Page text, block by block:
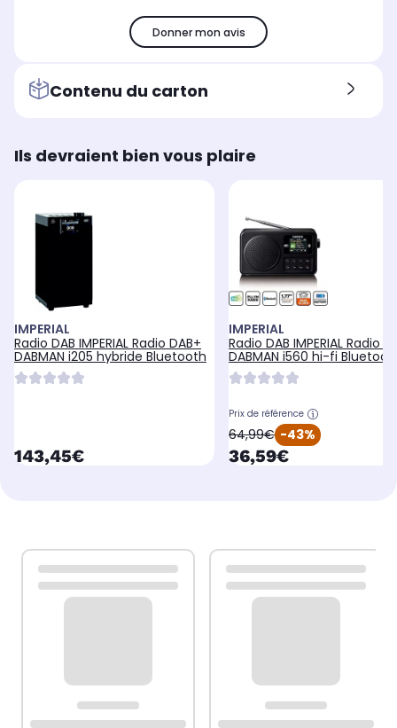
Donner mon avis
Contenu du carton
Ils devraient bien vous plaire
IMPERIAL
Radio DAB IMPERIAL Radio DAB+
DABMAN i205 hybride Bluetooth
currentPrice
143,45€
IMPERIAL
Radio DAB IMPERIAL Radio
DABMAN i560 hi-fi
Prix de référence
oldPrice
64,99€ -43%
currentPrice
36,59€